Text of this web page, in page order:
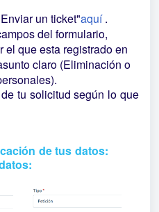
un ticket"aquí.
del formulario,
el que esta registrado en
claro (Eliminación o
tu solicitud según lo que
de tus datos: